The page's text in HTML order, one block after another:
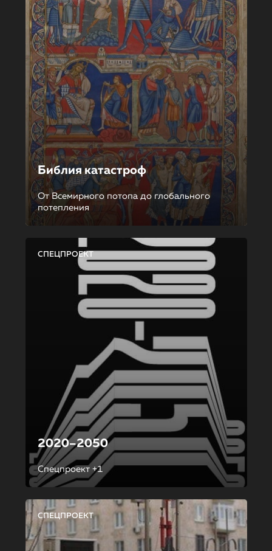
Библия катастроф
От Всемирного потопа до глобального
потепления
СПЕЦПРОЕКТ
2020–2050
Спецпроект +1
СПЕЦПРОЕКТ